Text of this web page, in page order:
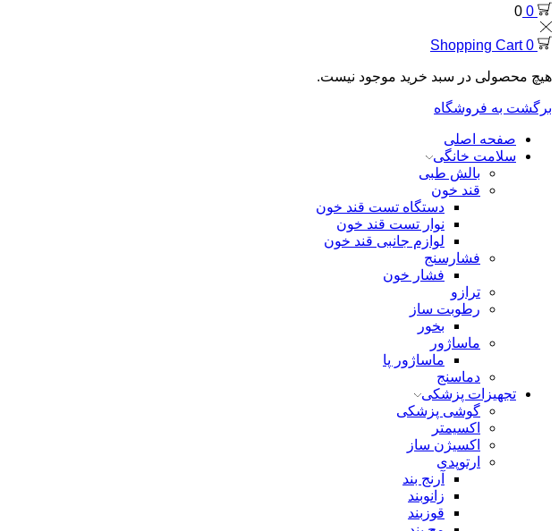
0
0
0
Shopping Cart
هیچ محصولی در سبد خرید موجود نیست.
برگشت به فروشگاه
صفحه اصلی
سلامت خانگی
بالش طبی
قند خون
دستگاه تست قند خون
نوار تست قند خون
لوازم جانبی قند خون
فشارسنج
فشار خون
ترازو
رطوبت ساز
بخور
ماساژور
ماساژور پا
دماسنج
تجهیزات پزشکی
گوشی پزشکی
اکسیمتر
اکسیژن ساز
ارتوپدی
آرنج بند
زانوبند
قوزبند